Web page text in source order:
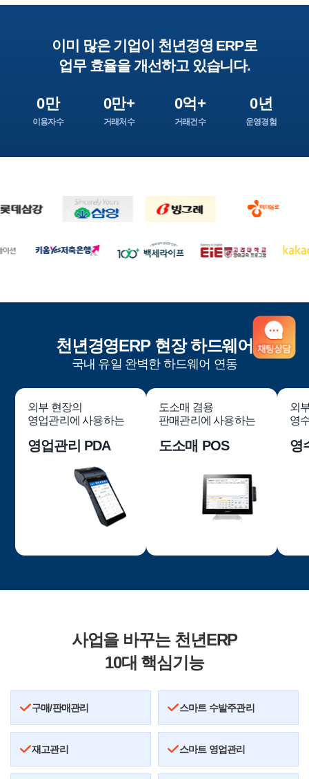
이미 많은 기업이 천년경영 ERP로
업무 효율을 개선하고 있습니다.
0만
이용자수
0만+
거래처수
0억+
거래건수
0년
운영경험
천년경영ERP 현장 하드웨어
국내 유일 완벽한 하드웨어 연동
외부 현장의
영업관리에 사용하는
영업관리 PDA
도소매 겸용
판매관리에 사용하는
도소매 POS
외
영
영
사업을 바꾸는 천년ERP
10대 핵심기능
구매/판매관리 스마트 수발주관리
재고관리 스마트 영업관리